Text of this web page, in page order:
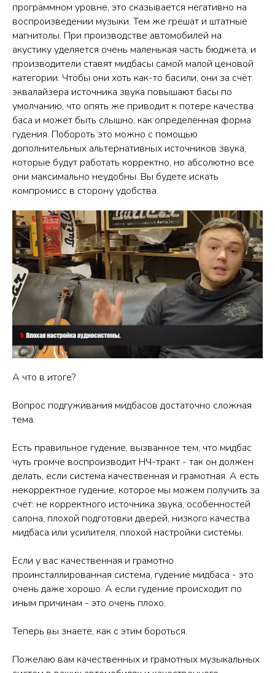
программном уровне, это сказывается негативно на
воспроизведении музыки. Тем же грешат и штатные
магнитолы. При производстве автомобилей на
акустику уделяется очень маленькая часть бюджета, и
производители ставят мидбасы самой малой ценовой
категории. Чтобы они хоть как-то басили, они за счёт
эквалайзера источника звука повышают басы по
умолчанию, что опять же приводит к потере качества
баса и может быть слышно, как определённая форма
гудения. Побороть это можно с помощью
дополнительных альтернативных источников звука,
которые будут работать корректно, но абсолютно все
они максимально неудобны. Вы будете искать
компромисс в сторону удобства.
А что в итоге?
Вопрос подгуживания мидбасов достаточно сложная
тема.
Есть правильное гудение, вызванное тем, что мидбас
чуть громче воспроизводит НЧ-тракт - так он должен
делать, если система качественная и грамотная. А есть
некорректное гудение, которое мы можем получить за
счёт: не корректного источника звука, особенностей
салона, плохой подготовки дверей, низкого качества
мидбаса или усилителя, плохой настройки системы.
Если у вас качественная и грамотно
проинсталлированная система, гудение мидбаса - это
очень даже хорошо. А если гудение происходит по
иным причинам - это очень плохо.
Теперь вы знаете, как с этим бороться.
Пожелаю вам качественных и грамотных музыкальных